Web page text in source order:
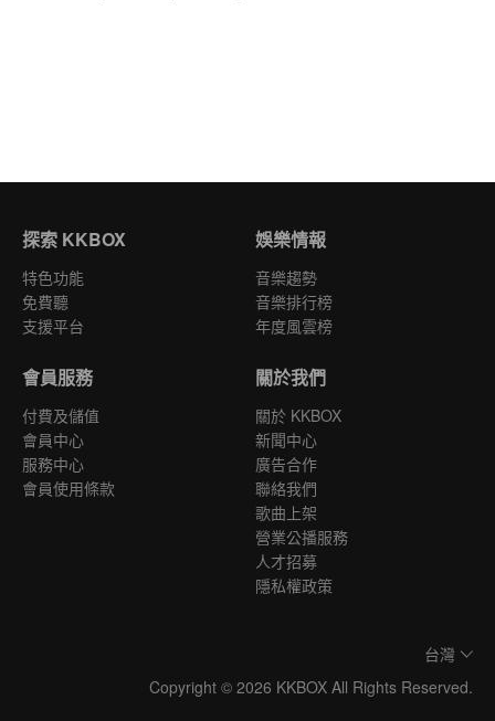
探索 KKBOX
特色功能
免費聽
支援平台
娛樂情報
音樂趨勢
音樂排行榜
年度風雲榜
會員服務
付費及儲值
會員中心
服務中心
會員使用條款
關於我們
關於 KKBOX
新聞中心
廣告合作
聯絡我們
歌曲上架
營業公播服務
人才招募
隱私權政策
台灣
Copyright © 2026 KKBOX All Rights Reserved.